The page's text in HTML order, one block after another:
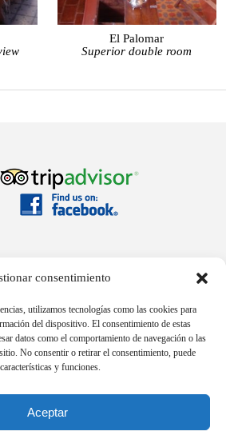
consentimiento
utilizamos tecnologías como las cookies para
del dispositivo. El consentimiento de estas
datos como el comportamiento de navegación o las
No consentir o retirar el consentimiento, puede
y funciones.
Aceptar
El Palomar
Superior double room
+34 956 703 930
2025. Nº RTA H-CA-1064